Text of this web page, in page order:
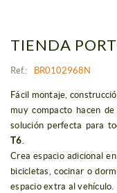
TIENDA
Ref.: BR0102968N
Fácil montaje,
muy compacto hacen
solución perfecta para
T6.
Crea espacio adicional
bicicletas, cocinar o
espacio extra al vehículo.